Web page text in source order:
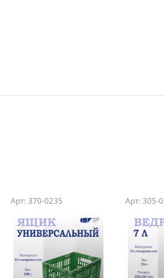
Арт: 370-0235 Арт: 305-